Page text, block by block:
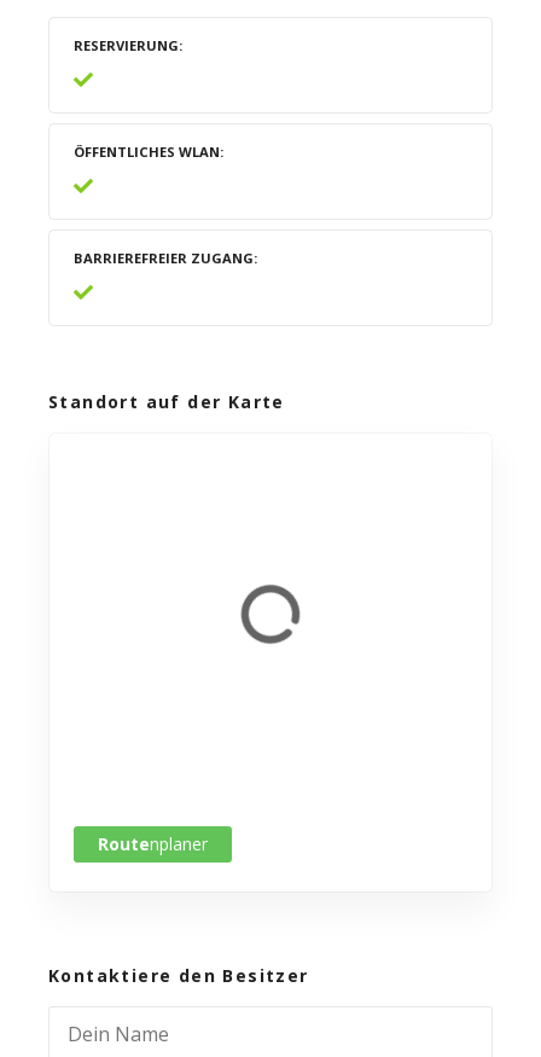
RESERVIERUNG
ÖFFENTLICHES WLAN
BARRIEREFREIER ZUGANG
Standort auf der Karte
Routenplaner
Kontaktiere den Besitzer